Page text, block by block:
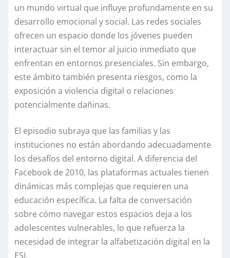
un mundo virtual que influye profundamente en su
desarrollo emocional y social. Las redes sociales
ofrecen un espacio donde los jóvenes pueden
interactuar sin el temor al juicio inmediato que
enfrentan en entornos presenciales. Sin embargo,
este ámbito también presenta riesgos, como la
exposición a violencia digital o relaciones
potencialmente dañinas.
El episodio subraya que las familias y las
instituciones no están abordando adecuadamente
los desafíos del entorno digital. A diferencia del
Facebook de 2010, las plataformas actuales tienen
dinámicas más complejas que requieren una
educación específica. La falta de conversación
sobre cómo navegar estos espacios deja a los
adolescentes vulnerables, lo que refuerza la
necesidad de integrar la alfabetización digital en la
ESI.